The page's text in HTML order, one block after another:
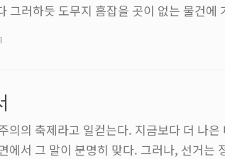
그러하듯 도무지 흠잡을 곳이 없는 물건에
체를 만져본지 오래된 느낌이라 일부러 중
로 출시되어 있는데, 이 녀석의 원전인
의의 축제라고 일컫는다. 지금보다 더 나은
에서 그 말이 분명히 맞다. 그러나, 선거는